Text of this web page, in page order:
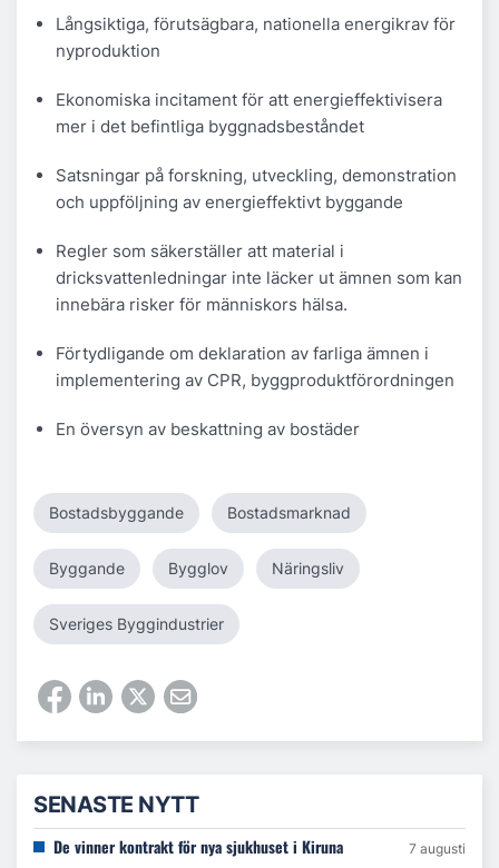
Långsiktiga, förutsägbara, nationella energikrav för
nyproduktion
Ekonomiska incitament för att energieffektivisera
mer i det befintliga byggnadsbeståndet
Satsningar på forskning, utveckling, demonstration
och uppföljning av energieffektivt byggande
Regler som säkerställer att material i
dricksvattenledningar inte läcker ut ämnen som kan
innebära risker för människors hälsa.
Förtydligande om deklaration av farliga ämnen i
implementering av CPR, byggproduktförordningen
En översyn av beskattning av bostäder
Bostadsbyggande Bostadsmarknad
Byggande Bygglov Näringsliv
Sveriges Byggindustrier
SENASTE NYTT
De vinner kontrakt för nya sjukhuset i Kiruna 7 augusti